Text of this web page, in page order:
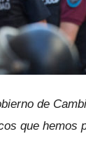
de
que hemos